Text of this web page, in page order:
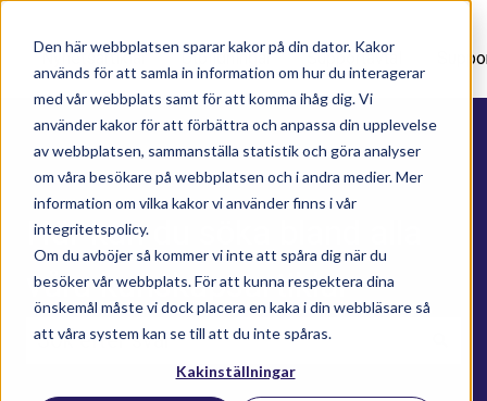
Den här webbplatsen sparar kakor på din dator. Kakor
används för att samla in information om hur du interagerar
med vår webbplats samt för att komma ihåg dig. Vi
använder kakor för att förbättra och anpassa din upplevelse
av webbplatsen, sammanställa statistik och göra analyser
om våra besökare på webbplatsen och i andra medier. Mer
information om vilka kakor vi använder finns i vår
integritetspolicy.
Om du avböjer så kommer vi inte att spåra dig när du
besöker vår webbplats. För att kunna respektera dina
önskemål måste vi dock placera en kaka i din webbläsare så
att våra system kan se till att du inte spåras.
Kakinställningar
Nyhetsartiklar Utbildningar Supportavtal
Här kan du söka bland alla
våra kunskapsartiklar
Det finns inga förslag eftersom sökfältet är